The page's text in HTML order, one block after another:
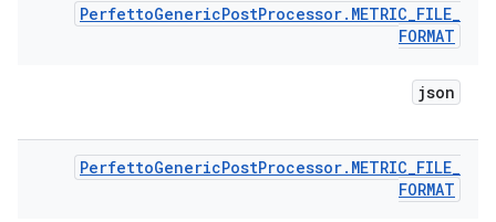
PerfettoGenericPostProcessor. METRIC_FILE_
FORMAT
json
PerfettoGenericPostProcessor. METRIC_FILE_
FORMAT